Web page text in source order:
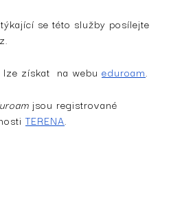
se této služby posílejte
.
získat na webu eduroam.
jsou registrované
TERENA.